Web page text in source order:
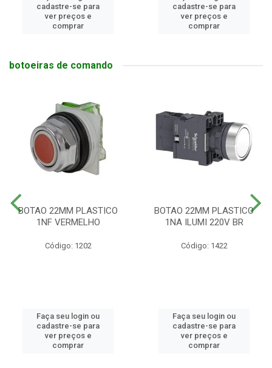
cadastre-se para
ver preços e
comprar
cadastre-se para
ver preços e
comprar
botoeiras de comando
BOTAO 22MM PLASTICO
1NF VERMELHO
Código: 1202
Faça seu login ou
cadastre-se para
ver preços e
comprar
BOTAO 22MM PLASTICO
1NA ILUMI 220V BR
Código: 1422
Faça seu login ou
cadastre-se para
ver preços e
comprar